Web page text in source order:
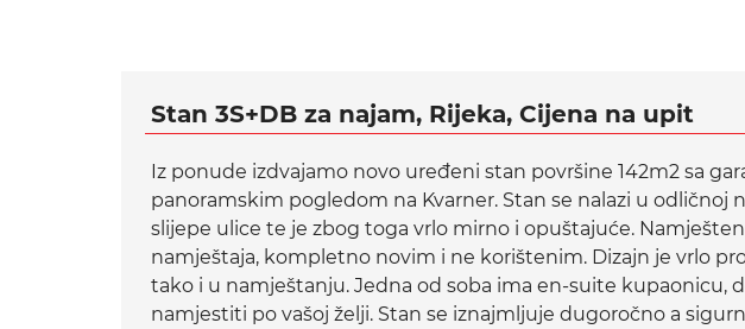
Stan 3S+DB za najam, Rijeka, Cijena na upit
Iz ponude izdvajamo novo uređeni stan površine 142m2 sa
panoramskim pogledom na Kvarner. Stan se nalazi u odličnoj
slijepe ulice te je zbog toga vrlo mirno i opuštajuće.
namještaja, kompletno novim i ne korištenim. Dizajn je vrlo
tako i u namještanju. Jedna od soba ima en-suite kupaonicu,
namjestiti po vašoj želji. Stan se iznajmljuje dugoročno a